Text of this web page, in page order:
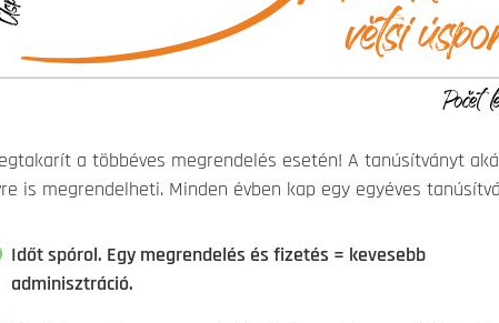
a többéves megrendelés esetén! A tanúsítványt
is megrendelheti. Minden évben kap egy egyéves
Időt spórol. Egy megrendelés és fizetés = kevesebb
adminisztráció.